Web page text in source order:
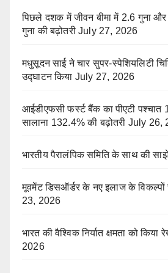
पिछले दशक में जीवन बीमा में 2.6 गुना और
गुना की बढ़ोतरी July 27, 2026
मधुसूदन साई ने चार सुपर-स्पेशियलिटी
उद्घाटन किया July 27, 2026
आईडीएफसी फर्स्ट बैंक का पीएटी
सालाना 132.4% की बढ़ोतरी July 26,
भारतीय पैरालंपिक समिति के साथ की
मूवमेंट डिसऑर्डर के नए इलाज के
23, 2026
भारत की वैश्विक निर्यात क्षमता को किया
2026